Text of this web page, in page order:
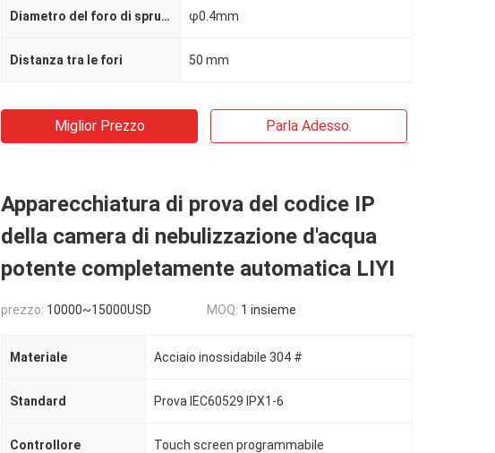
Diametro del foro di spruzzatura φ0.4mm
Distanza tra le fori 50 mm
Miglior Prezzo Parla Adesso.
Apparecchiatura di prova del codice IP
della camera di nebulizzazione d'acqua
potente completamente automatica LIYI
prezzo: 10000~15000USD MOQ: 1 insieme
Materiale Acciaio inossidabile 304 #
Standard Prova IEC60529 IPX1-6
Controllore Touch screen programmabile